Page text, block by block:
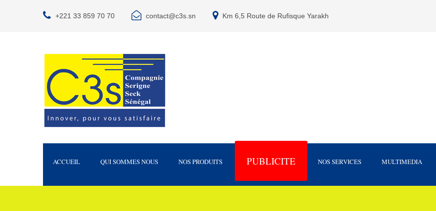
+221 33 859 70 70 contact@c3s.sn Km 6,5 Route de Rufisque Yarakh
ACCUEIL QUI SOMMES NOUS NOS PRODUITS PUBLICITE NOS SERVICES MULTIMEDIA